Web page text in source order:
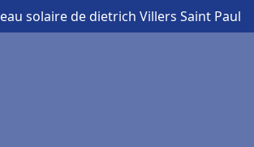
solaire de dietrich Villers Saint Paul